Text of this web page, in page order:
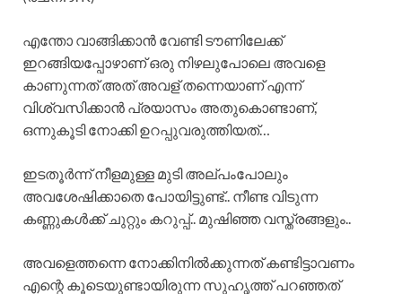
എന്തോ വാങ്ങിക്കാൻ വേണ്ടി ടൗണിലേക്ക്
ഇറങ്ങിയപ്പോഴാണ് ഒരു നിഴലുപോലെ അവളെ
കാണുന്നത് അത് അവള് തന്നെയാണ് എന്ന്
വിശ്വസിക്കാൻ പ്രയാസം അതുകൊണ്ടാണ്,
ഒന്നുകൂടി നോക്കി ഉറപ്പുവരുത്തിയത്…
ഇടതൂർന്ന് നീളമുള്ള മുടി അല്പംപോലും
അവശേഷിക്കാതെ പോയിട്ടുണ്ട്.. നീണ്ട വിടുന്ന
കണ്ണുകൾക്ക് ചുറ്റും കറുപ്പ്.. മുഷിഞ്ഞ വസ്ത്രങ്ങളും..
അവളെത്തന്നെ നോക്കിനിൽക്കുന്നത് കണ്ടിട്ടാവണം
എന്റെ കൂടെയുണ്ടായിരുന്ന സുഹൃത്ത് പറഞ്ഞത്